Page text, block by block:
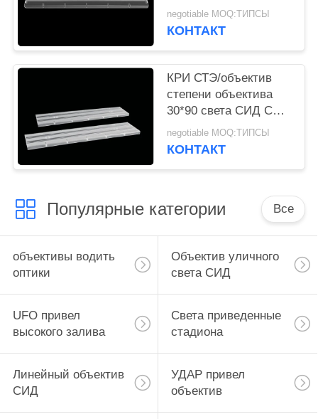
для крытого
освещения
negotiable MOQ:ТИПСЫ
КОНТАКТ
КРИ СТЭ/объектив
степени объектива
30*90 света СИД СПГ
линейный светлый с
доской ПКБ
negotiable MOQ:ТИПСЫ
КОНТАКТ
Популярные категории Все
объективы водить
оптики
Объектив уличного
света СИД
UFO привел
высокого залива
Света приведенные
стадиона
Линейный объектив
СИД
УДАР привел
объектив